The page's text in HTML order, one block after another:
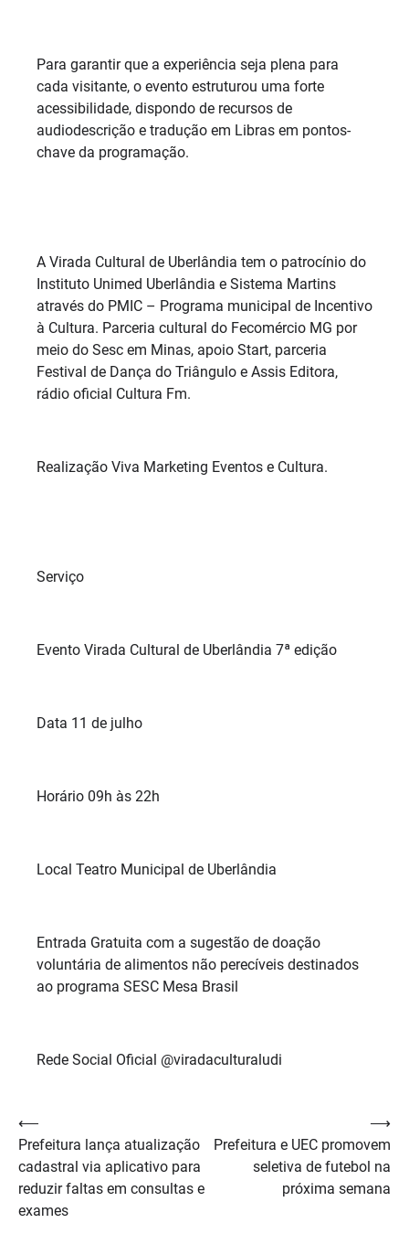
Para garantir que a experiência seja plena para
cada visitante, o evento estruturou uma forte
acessibilidade, dispondo de recursos de
audiodescrição e tradução em Libras em pontos-
chave da programação.
A Virada Cultural de Uberlândia tem o patrocínio do
Instituto Unimed Uberlândia e Sistema Martins
através do PMIC – Programa municipal de Incentivo
à Cultura. Parceria cultural do Fecomércio MG por
meio do Sesc em Minas, apoio Start, parceria
Festival de Dança do Triângulo e Assis Editora,
rádio oficial Cultura Fm.
Realização Viva Marketing Eventos e Cultura.
Serviço
Evento Virada Cultural de Uberlândia 7ª edição
Data 11 de julho
Horário 09h às 22h
Local Teatro Municipal de Uberlândia
Entrada Gratuita com a sugestão de doação
voluntária de alimentos não perecíveis destinados
ao programa SESC Mesa Brasil
Rede Social Oficial @viradaculturaludi
Navegação
de
Post
⟵
Prefeitura lança atualização
cadastral via aplicativo para
reduzir faltas em consultas e
exames
Prefeitura e UEC promovem
seletiva de futebol na
próxima semana
⟶